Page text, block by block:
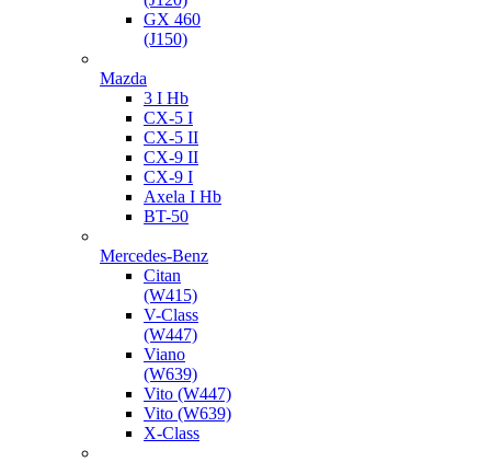
GX 460
(J150)
Mazda
3 I Hb
CX-5 I
CX-5 II
CX-9 II
CX-9 I
Axela I Hb
BT-50
Mercedes-Benz
Citan
(W415)
V-Class
(W447)
Viano
(W639)
Vito (W447)
Vito (W639)
X-Class